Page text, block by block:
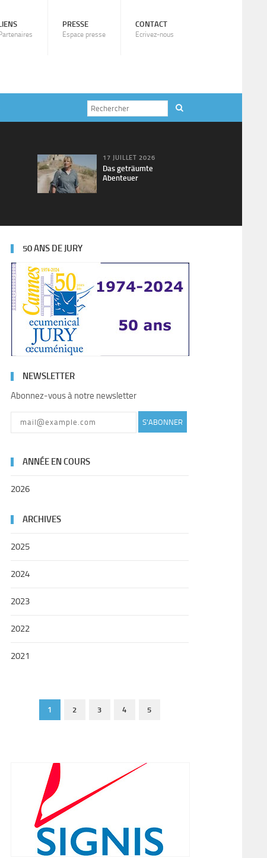
Partenaires
PRESSE
Espace presse
CONTACT
Ecrivez-nous
17 JUILLET 2026
Das geträumte
Abenteuer
50 ANS DE JURY
NEWSLETTER
Abonnez-vous à notre newsletter
S'ABONNER
ANNÉE EN COURS
2026
ARCHIVES
2025
2024
2023
2022
2021
1 2 3 4 5